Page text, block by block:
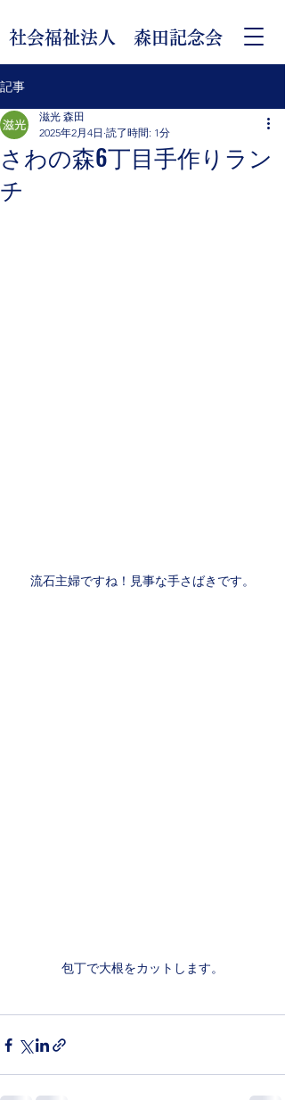
社会福祉法人 森田記念会
記事
さわの森6丁目手作りラン
チ
滋光 森田
2025年2月4日 読了時間: 1分
流石主婦ですね！見事な手さばきです。
包丁で大根をカットします。